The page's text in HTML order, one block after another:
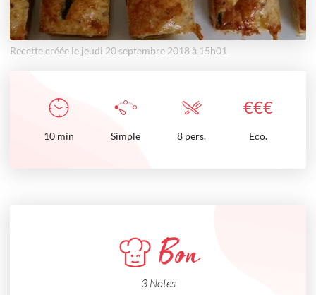
Recette créée le jeudi 20 septembre 2018 à 15h01
€€€
10 min Simple 8 pers. Eco.
Bon
3 Notes